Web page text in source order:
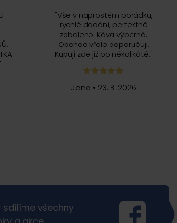
"
"Vše v naprostém pořádku,
rychlé dodání, perfektně
zabaleno. Káva výborná.
Obchod vřele doporučuji.
Kupuji zde již po několikáté."
Jana • 23. 3. 2026
sdílíme všechny